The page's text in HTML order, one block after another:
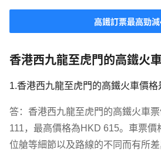
高鐵訂票最高勁
香港西九龍至虎門的高鐵火
1.香港西九龍至虎門的高鐵火車價格
答：香港西九龍至虎門的高鐵火車
111，最高價格為HKD 615。車票